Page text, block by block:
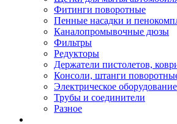
Фитинги поворотные
Пенные насадки и
Каналопромывочные дюзы
Фильтры
Редукторы
Держатели пистолетов,
Консоли, штанги
Электрическое оборудование
Трубы и соединители
Разное